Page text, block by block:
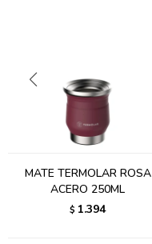
MATE TERMOLAR ROSA
ACERO 250ML
$ 1.394